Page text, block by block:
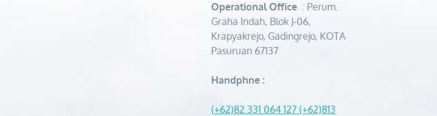
Operational Office : Perum.
Graha Indah, Blok J-06,
Krapyakrejo, Gadingrejo, KOTA
Pasuruan 67137
Handphne :
(+62)82 331 064 127 (+62)813